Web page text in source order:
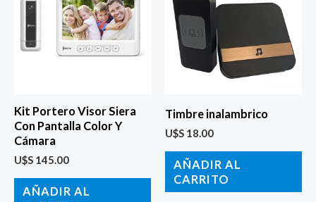
Kit Portero Visor Siera
Con Pantalla Color Y
Cámara
U$S 145.00
AÑADIR AL
Timbre inalambrico
U$S 18.00
AÑADIR AL
CARRITO